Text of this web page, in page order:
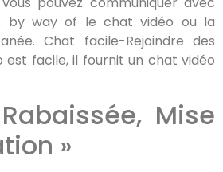
by way of le chat vidéo ou la
Chat facile-Rejoindre des
est facile, il fournit un chat vidéo
Mise
»